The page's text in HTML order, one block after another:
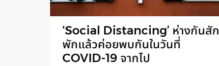
‘Social Distancing’ ห่างกันสัก
พักแล้วค่อยพบกันในวันที่
COVID-19 จากไป